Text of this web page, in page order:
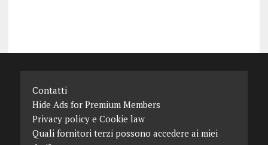
Contatti
Hide Ads for Premium Members
Privacy policy e Cookie law
Quali fornitori terzi possono accedere ai miei